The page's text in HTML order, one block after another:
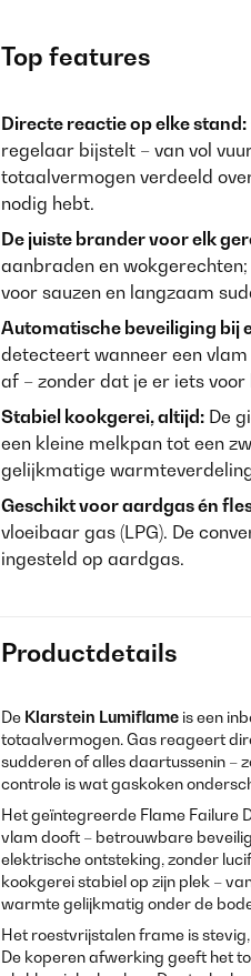
Top features
Directe reactie op elke stand:
regelaar bijstelt – van vol
totaalvermogen verdeeld
nodig hebt.
De juiste brander voor elk
aanbraden en
voor sauzen en langzaam
Automatische beveiliging bij
detecteert wanneer een
af – zonder dat je er iets voor
Stabiel kookgerei, altijd: De
een kleine melkpan tot een
gelijkmatige
Geschikt voor aardgas én
vloeibaar gas (LPG). De
ingesteld op aardgas.
Productdetails
De Klarstein Lumiflame is een
totaalvermogen. Gas reageert
sudderen of alles daartussenin –
controle is wat gaskoken
Het geïntegreerde Flame Failure
vlam dooft – betrouwbare
elektrische ontsteking, zonder
kookgerei stabiel op zijn plek –
warmte gelijkmatig onder de
Het roestvrijstalen frame is
De koperen afwerking geeft het